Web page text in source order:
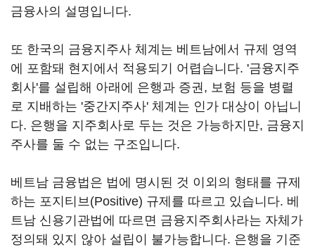
금융사의 설명입니다.
또 한국의 금융지주사 체계는 베트남에서 규제 영역
에 포함돼 현지에서 적용되기 어렵습니다. '금융지주
회사'를 설립해 아래에 은행과 증권, 보험 등을 병렬
로 지배하는 '중간지주사' 체계는 인가 대상이 아닙니
다. 은행을 지주회사로 두는 것은 가능하지만, 금융지
주사를 둘 수 없는 구조입니다.
베트남 금융법은 법에 명시된 것 이외의 형태를 규제
하는 포지티브(Positive) 규제를 따르고 있습니다. 베
트남 신용기관법에 따르면 금융지주회사라는 자체가
정의돼 있지 않아 설립이 불가능합니다. 은행을 기준